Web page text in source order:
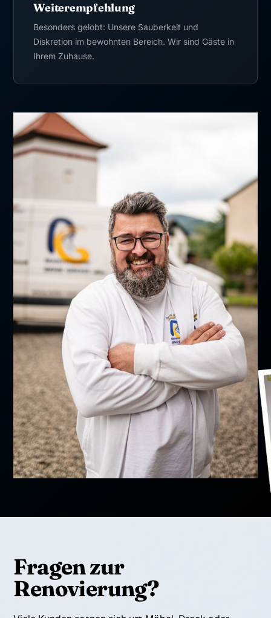
Weiterempfehlung
Besonders gelobt: Unsere Sauberkeit und
Diskretion im bewohnten Bereich. Wir sind Gäste in
Ihrem Zuhause.
Fragen zur
Renovierung?